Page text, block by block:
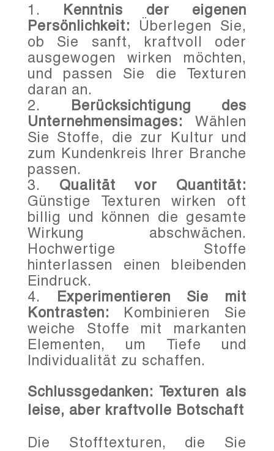
Kenntnis der eigenen
Persönlichkeit: Überlegen Sie,
ob Sie sanft, kraftvoll oder
ausgewogen wirken möchten,
und passen Sie die Texturen
daran an.
Berücksichtigung des
Unternehmensimages: Wählen
Sie Stoffe, die zur Kultur und
zum Kundenkreis Ihrer Branche
passen.
Qualität vor Quantität:
Günstige Texturen wirken oft
billig und können die gesamte
Wirkung abschwächen.
Hochwertige Stoffe
hinterlassen einen bleibenden
Eindruck.
Experimentieren Sie mit
Kontrasten: Kombinieren Sie
weiche Stoffe mit markanten
Elementen, um Tiefe und
Individualität zu schaffen.
Schlussgedanken: Texturen als
leise, aber kraftvolle Botschaft
Die Stofftexturen, die Sie